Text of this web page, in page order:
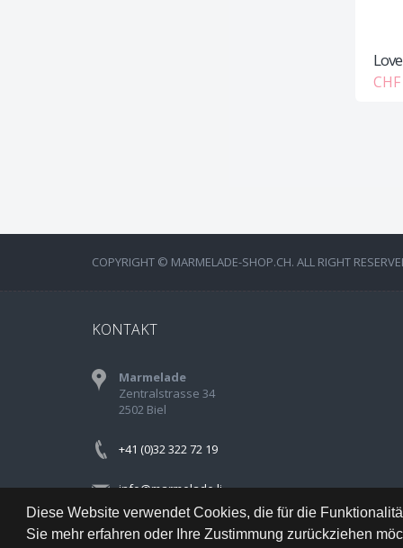
Diese Website verwendet Cookies, die für die
Sie mehr erfahren oder Ihre Zustimmung zurückziehen
COPYRIGHT © MARMELADE-SHOP.CH. ALL RIGHT
KONTAKT
Marmelade
Zentralstrasse 34
2502 Biel
+41 (0)32 322 72 19
info@marmelade.li